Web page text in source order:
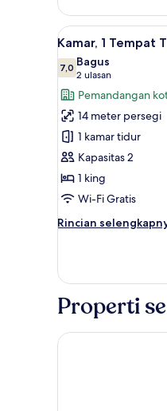
Kamar,
Tempat
Tidur
King
Lihat
semua
foto
untuk
Kamar,
1
Tempat
Tidur
King
(View)
21
Kamar, 1 Tempat
7,07,0 dari 10
Bagus
2 ulasan
(2
ulasan)
Pemandangan
14 meter persegi
1 kamar tidur
Kapasitas 2
1 king
Wi-Fi Gratis
Rincian
Rincian
Kamar,
Tempat
King
Properti
Park Plaza London